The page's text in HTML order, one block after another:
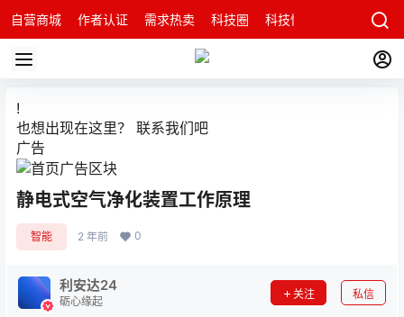
自营商城 作者认证 需求热卖 科技圈 科技快讯 智能科技问
!
也想出现在这里？ 联系我们吧
广告
静电式空气净化装置工作原理
智能 2 年前 0
利安达24
砺心缘起
关注 私信